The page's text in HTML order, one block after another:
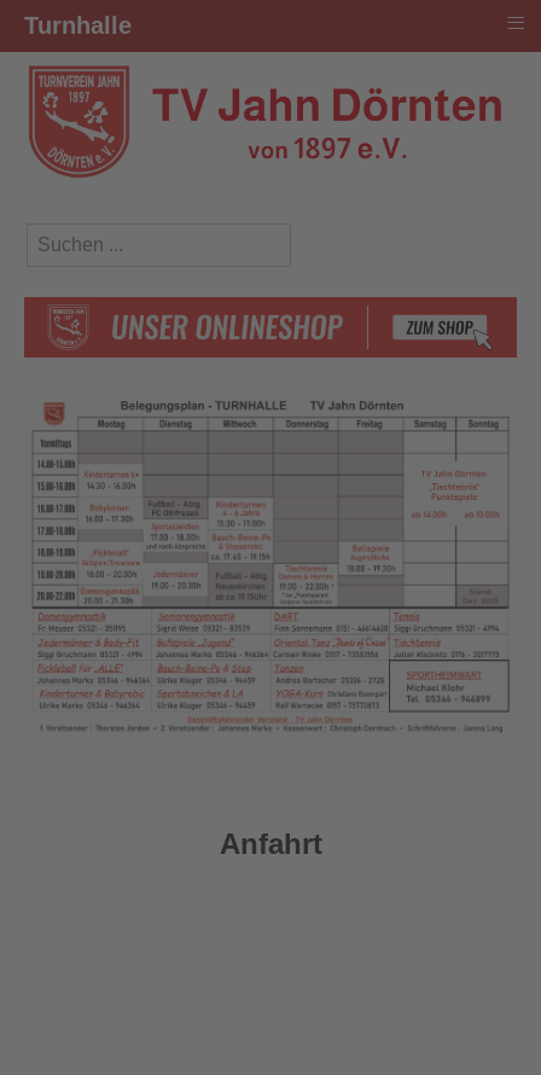
Suchen ...
Anfahrt
Turnhalle ≡